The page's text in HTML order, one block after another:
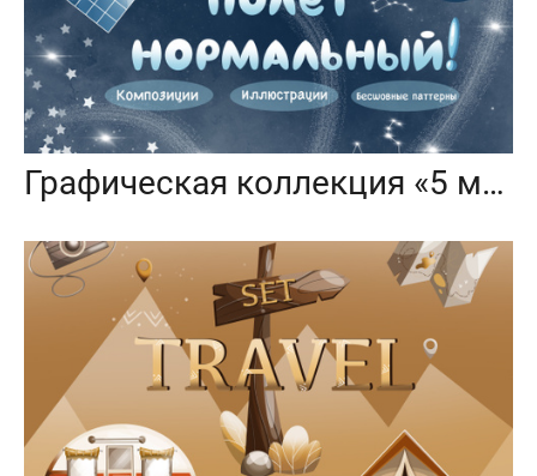
Графическая коллекция «5 минут, полет нормальный»